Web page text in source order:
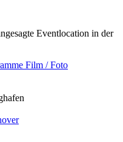
Eventlocation in der
Film / Foto